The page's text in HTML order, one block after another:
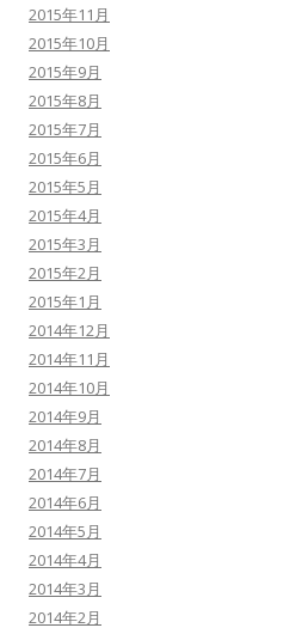
2015年11月
2015年10月
2015年9月
2015年8月
2015年7月
2015年6月
2015年5月
2015年4月
2015年3月
2015年2月
2015年1月
2014年12月
2014年11月
2014年10月
2014年9月
2014年8月
2014年7月
2014年6月
2014年5月
2014年4月
2014年3月
2014年2月